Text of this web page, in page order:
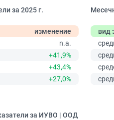
за 2025 г.
изменение
n.a.
+41,9%
+43,4%
+27,0%
вид
за ИУВО | ООД